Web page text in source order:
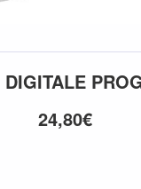
DIGITALE
24,80€